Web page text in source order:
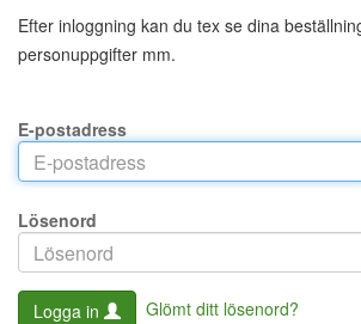
Efter inloggning kan du tex se dina
personuppgifter mm.
E-postadress
Lösenord
Logga in Glömt ditt lösenord?